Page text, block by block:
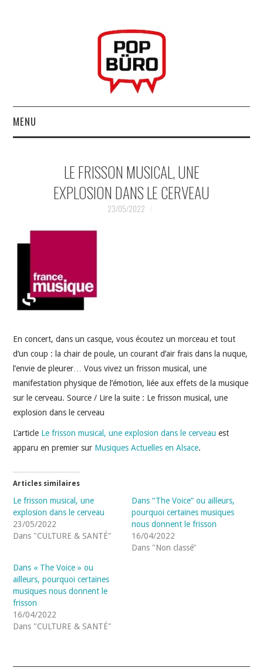
MENU
MUSIQUESACTUELLES.NET
GABBA GABBA HEY !
LES LABELS
INDÉPENDANTS
DOKO
LE FRISSON MUSICAL, UNE
EXPLOSION DANS LE CERVEAU
23/05/2022
En concert, dans un casque, vous écoutez un morceau et tout
d’un coup : la chair de poule, un courant d’air frais dans la nuque,
l’envie de pleurer… Vous vivez un frisson musical, une
manifestation physique de l’émotion, liée aux effets de la musique
sur le cerveau. Source / Lire la suite : Le frisson musical, une
explosion dans le cerveau
L’article Le frisson musical, une explosion dans le cerveau est
apparu en premier sur Musiques Actuelles en Alsace.
Articles similaires
Le frisson musical, une
explosion dans le cerveau
23/05/2022
Dans "CULTURE & SANTÉ"
Dans “The Voice” ou ailleurs,
pourquoi certaines musiques
nous donnent le frisson
16/04/2022
Dans "Non classé"
Dans « The Voice » ou
ailleurs, pourquoi certaines
musiques nous donnent le
frisson
16/04/2022
Dans "CULTURE & SANTÉ"